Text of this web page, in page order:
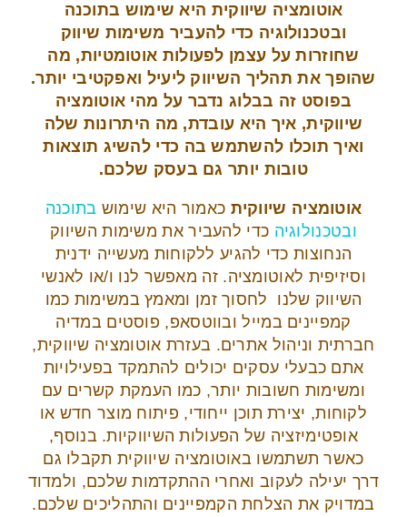
אוטומציה שיווקית היא שימוש בתוכנה
ובטכנולוגיה כדי להעביר משימות שיווק
שחוזרות על עצמן לפעולות אוטומטיות, מה
שהופך את תהליך השיווק ליעיל ואפקטיבי יותר.
בפוסט זה בבלוג נדבר על מהי אוטומציה
שיווקית, איך היא עובדת, מה היתרונות שלה
ואיך תוכלו להשתמש בה כדי להשיג תוצאות
טובות יותר גם בעסק שלכם.
אוטומציה שיווקית כאמור היא שימוש בתוכנה
ובטכנולוגיה כדי להעביר את משימות השיווק
הנחוצות כדי להגיע ללקוחות מעשייה ידנית
וסיזיפית לאוטומציה. זה מאפשר לנו ו/או לאנשי
השיווק שלנו לחסוך זמן ומאמץ במשימות כמו
קמפיינים במייל ובווטסאפ, פוסטים במדיה
חברתית וניהול אתרים. בעזרת אוטומציה שיווקית,
אתם כבעלי עסקים יכולים להתמקד בפעילויות
ומשימות חשובות יותר, כמו העמקת קשרים עם
לקוחות, יצירת תוכן ייחודי, פיתוח מוצר חדש או
אופטימיזציה של הפעולות השיווקיות. בנוסף,
כאשר תשתמשו באוטומציה שיווקית תקבלו גם
דרך יעילה לעקוב ואחרי ההתקדמות שלכם, ולמדוד
במדויק את הצלחת הקמפיינים והתהליכים שלכם.